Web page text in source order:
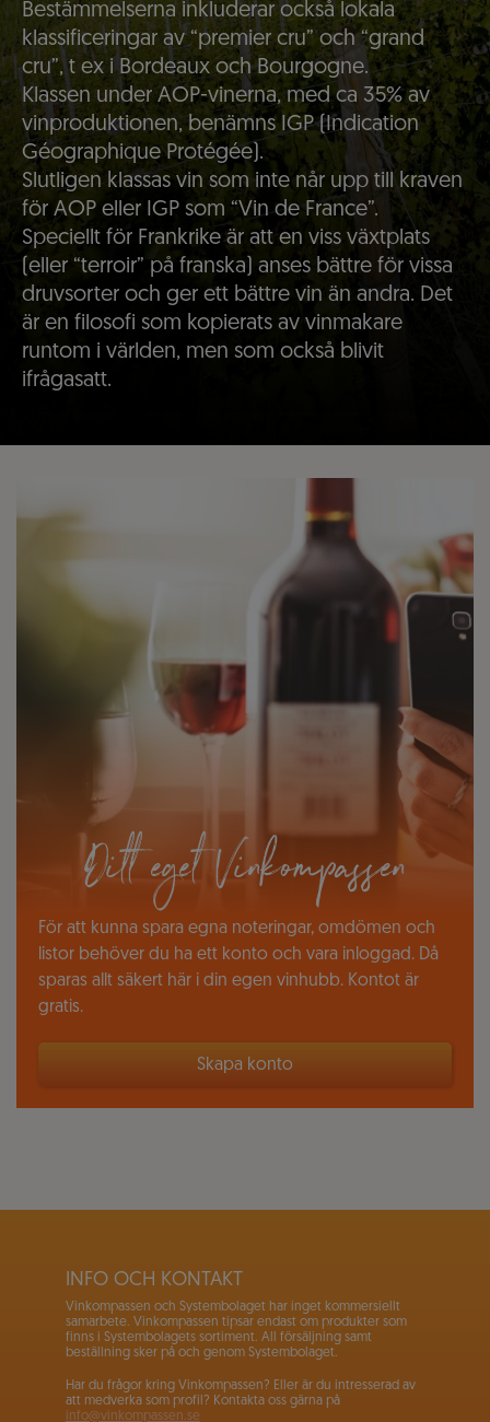
Bestämmelserna inkluderar också lokala
klassificeringar av “premier cru” och “grand
cru”, t ex i Bordeaux och Bourgogne.
Klassen under AOP-vinerna, med ca 35% av
vinproduktionen, benämns IGP (Indication
Géographique Protégée).
Slutligen klassas vin som inte når upp till kraven
för AOP eller IGP som “Vin de France”.
Speciellt för Frankrike är att en viss växtplats
(eller “terroir” på franska) anses bättre för vissa
druvsorter och ger ett bättre vin än andra. Det
är en filosofi som kopierats av vinmakare
runtom i världen, men som också blivit
ifrågasatt.
Ditt eget Vinkompassen
För att kunna spara egna noteringar, omdömen och
listor behöver du ha ett konto och vara inloggad. Då
sparas allt säkert här i din egen vinhubb. Kontot är
gratis.
Skapa konto
INFO OCH KONTAKT
Vinkompassen och Systembolaget har inget kommersiellt
samarbete. Vinkompassen tipsar endast om produkter som
finns i Systembolagets sortiment. All försäljning samt
beställning sker på och genom Systembolaget.
Har du frågor kring Vinkompassen? Eller är du intresserad av
att medverka som profil? Kontakta oss gärna på
info@vinkompassen.se